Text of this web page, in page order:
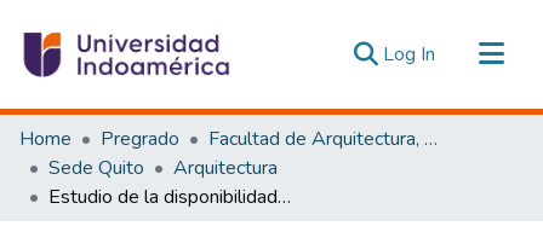
Log In (current)
Communities & Collections
All of DSpace
Statistics
Home Pregrado
Facultad de Arquitectura, Artes y Diseño
Sede Quito
Arquitectura
Estudio de la disponibilidad y sostenibilidad de materiales locales para vivienda unifamiliar de interés social en el Distrito Metropolitano de Quito, 2025